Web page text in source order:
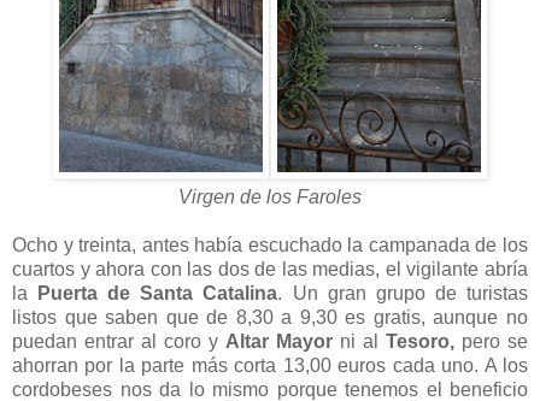
Virgen de los Faroles
Ocho y treinta, antes había escuchado la campanada de los
cuartos y ahora con las dos de las medias, el vigilante abría
la
Puerta de Santa Catalina. Un gran grupo de turistas
listos que saben que de 8,30 a 9,30 es gratis, aunque no
puedan entrar al coro y Altar Mayor ni al Tesoro, pero se
ahorran por la parte más corta 13,00 euros cada uno. A los
cordobeses nos da lo mismo porque tenemos el beneficio